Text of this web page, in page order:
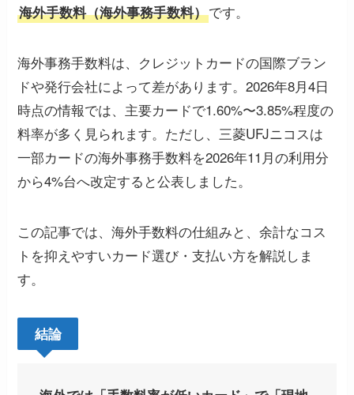
海外手数料（海外事務手数料）です。
海外事務手数料は、クレジットカードの国際ブラン
ドや発行会社によって差があります。2026年8月4日
時点の情報では、主要カードで1.60%〜3.85%程度の
料率が多く見られます。ただし、三菱UFJニコスは
一部カードの海外事務手数料を2026年11月の利用分
から4%台へ改定すると公表しました。
この記事では、海外手数料の仕組みと、余計なコス
トを抑えやすいカード選び・支払い方を解説しま
す。
結論